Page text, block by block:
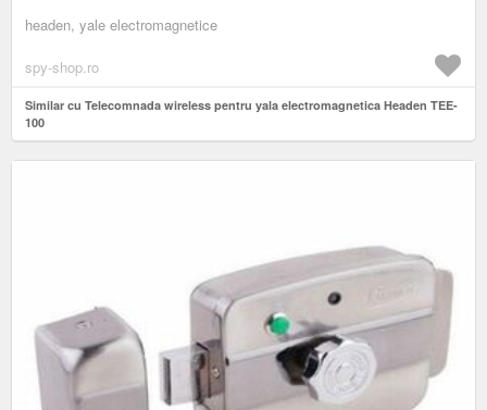
headen, yale electromagnetice
spy-shop.ro
Similar cu Telecomnada wireless pentru yala electromagnetica Headen TEE-
100